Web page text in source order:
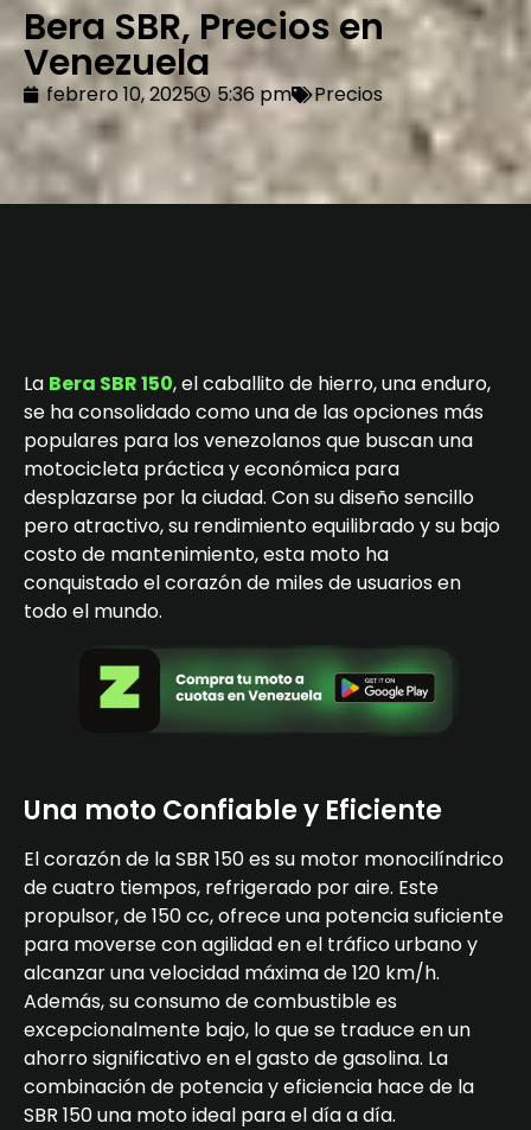
Bera SBR, Precios en
Venezuela
febrero 10, 2025 5:36 pm Precios
La Bera SBR 150, el caballito de hierro, una enduro,
se ha consolidado como una de las opciones más
populares para los venezolanos que buscan una
motocicleta práctica y económica para
desplazarse por la ciudad. Con su diseño sencillo
pero atractivo, su rendimiento equilibrado y su bajo
costo de mantenimiento, esta moto ha
conquistado el corazón de miles de usuarios en
todo el mundo.
Una moto Confiable y Eficiente
El corazón de la SBR 150 es su motor monocilíndrico
de cuatro tiempos, refrigerado por aire. Este
propulsor, de 150 cc, ofrece una potencia suficiente
para moverse con agilidad en el tráfico urbano y
alcanzar una velocidad máxima de 120 km/h.
Además, su consumo de combustible es
excepcionalmente bajo, lo que se traduce en un
ahorro significativo en el gasto de gasolina. La
combinación de potencia y eficiencia hace de la
SBR 150 una moto ideal para el día a día.